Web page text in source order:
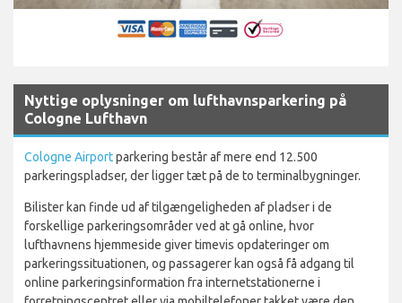
Nyttige oplysninger om lufthavnsparkering på
Cologne Lufthavn
Cologne Airportparkering består af mere end 12.500
parkeringspladser, der ligger tæt på de to terminalbygninger.
Bilister kan finde ud af tilgængeligheden af pladser i de
forskellige parkeringsområder ved at gå online, hvor
lufthavnens hjemmeside giver timevis opdateringer om
parkeringssituationen, og passagerer kan også få adgang til
online parkeringsinformation fra internetstationerne i